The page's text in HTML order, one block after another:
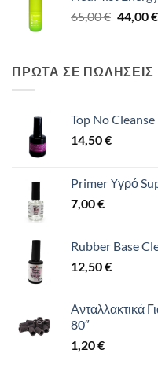
65,00 €.
65,00€ Original
65,00 €.
44,00€
ΠΡΩΤΑ ΣΕ ΠΩΛΗΣΕΙΣ
Top No
14,50€
Primer Υγρό
7,00€
Rubber Base
12,50€
Ανταλλακτικά
80″
1,20€